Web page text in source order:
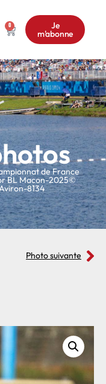
0 Je
m'abonne
de France
BL Macon-2025©
8134
Photo suivante